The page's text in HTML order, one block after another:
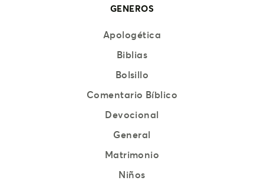
GENEROS
Apologética
Biblias
Bolsillo
Comentario Bíblico
Devocional
General
Matrimonio
Niños